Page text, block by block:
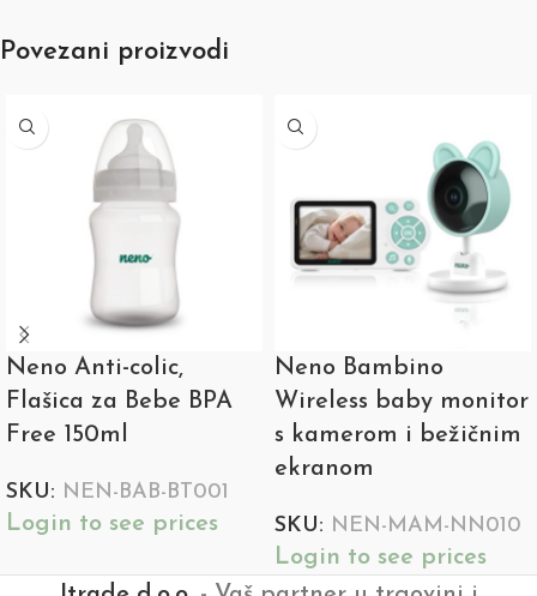
Povezani proizvodi
Neno Anti-colic,
Flašica za Bebe BPA
Free 150ml
SKU: NEN-BAB-BT001
Login to see prices
Neno Bambino
Wireless baby monitor
s kamerom i bežičnim
ekranom
SKU: NEN-MAM-NN010
Login to see prices